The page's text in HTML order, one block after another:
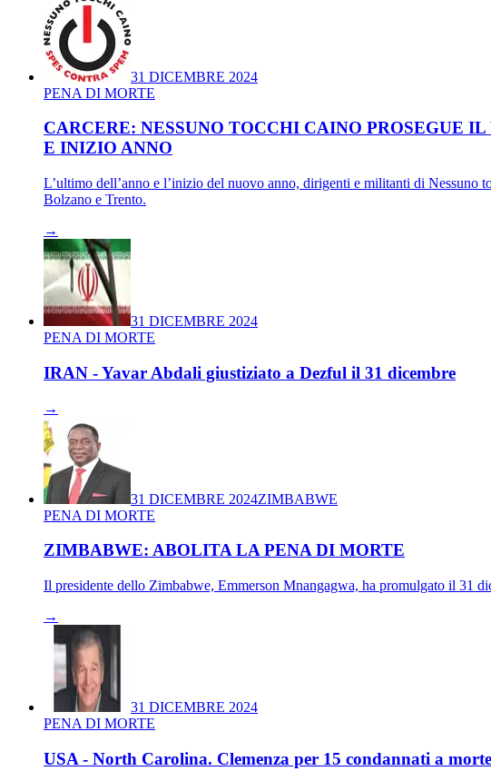
31 DICEMBRE 2024
PENA DI MORTE
CARCERE: NESSUNO TOCCHI CAINO PROSEGUE
E INIZIO ANNO
L’ultimo dell’anno e l’inizio del nuovo anno, dirigenti e militanti di
Bolzano e Trento.
→
31 DICEMBRE 2024
PENA DI MORTE
IRAN - Yavar Abdali giustiziato a Dezful il 31 dicembre
→
31 DICEMBRE 2024ZIMBABWE
PENA DI MORTE
ZIMBABWE: ABOLITA LA PENA DI MORTE
Il presidente dello Zimbabwe, Emmerson Mnangagwa, ha promulgato il 31
→
31 DICEMBRE 2024
PENA DI MORTE
USA - North Carolina. Clemenza per 15 condannati a morte